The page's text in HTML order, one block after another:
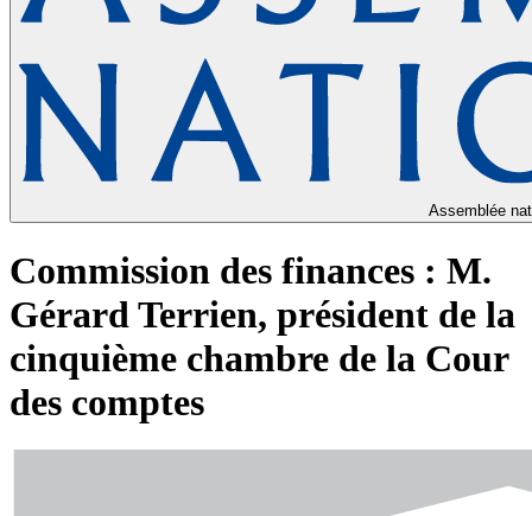
Assemblée
Commission des finances : M.
Gérard Terrien, président de la
cinquième chambre de la Cour
des comptes